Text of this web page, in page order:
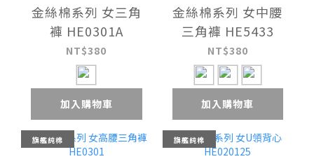
金絲棉系列 女三角
褲 HE0301A
NT$380
加入購物車
金絲棉系列 女中腰
三角褲 HE5433
NT$380
加入購物車
旗艦純棉 旗艦純棉